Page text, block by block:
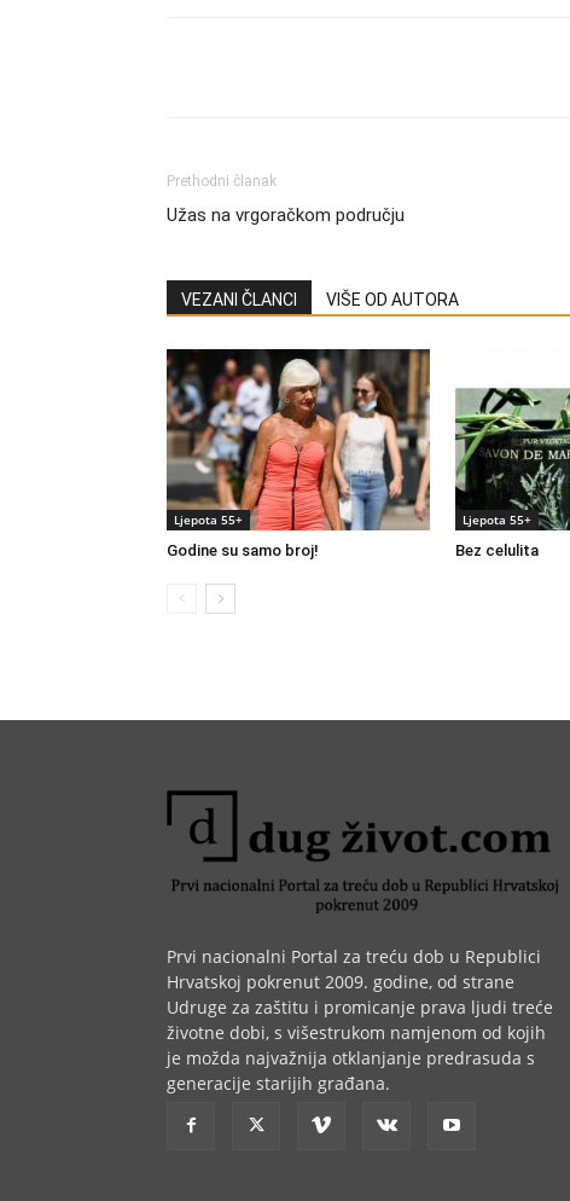
Prethodni članak
Užas na vrgoračkom području
VEZANI ČLANCI VIŠE OD AUTORA
Ljepota 55+
Godine su samo broj!
Ljepota 55+
Bez celulita
Prvi nacionalni Portal za treću dob u Republici
Hrvatskoj pokrenut 2009. godine, od strane
Udruge za zaštitu i promicanje prava ljudi treće
životne dobi, s višestrukom namjenom od kojih
je možda najvažnija otklanjanje predrasuda s
generacije starijih građana.